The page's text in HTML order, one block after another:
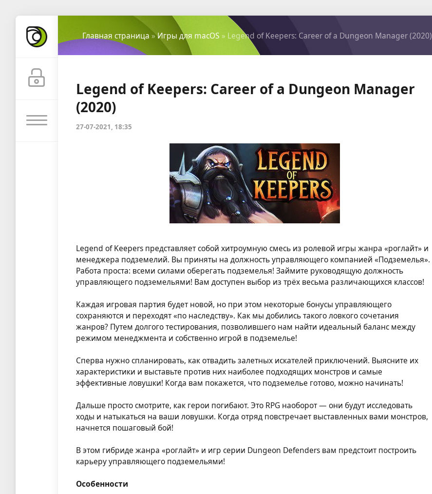
Главная страница »Игры для macOS » Legend of Keepers: Career of a Dungeon Manager (2020)
Legend of Keepers: Career of a Dungeon Manager
(2020)
27-07-2021, 18:35
Legend of Keepers представляет собой хитроумную смесь из ролевой игры жанра «роглайт» и
менеджера подземелий. Вы приняты на должность управляющего компанией «Подземелья».
Работа проста: всеми силами оберегать подземелья! Займите руководящую должность
управляющего подземельями! Вам доступен выбор из трёх весьма различающихся классов!
Каждая игровая партия будет новой, но при этом некоторые бонусы управляющего
сохраняются и переходят «по наследству». Как мы добились такого ловкого сочетания
жанров? Путем долгого тестирования, позволившего нам найти идеальный баланс между
режимом менеджмента и собственно игрой в подземелье!
Сперва нужно спланировать, как отвадить залетных искателей приключений. Выясните их
характеристики и выставьте против них наиболее подходящих монстров и самые
эффективные ловушки! Когда вам покажется, что подземелье готово, можно начинать!
Дальше просто смотрите, как герои погибают. Это RPG наоборот — они будут исследовать
ходы и натыкаться на ваши ловушки. Когда отряд повстречает выставленных вами монстров,
начнется пошаговый бой!
В этом гибриде жанра «роглайт» и игр серии Dungeon Defenders вам предстоит построить
карьеру управляющего подземельями!
Особенности